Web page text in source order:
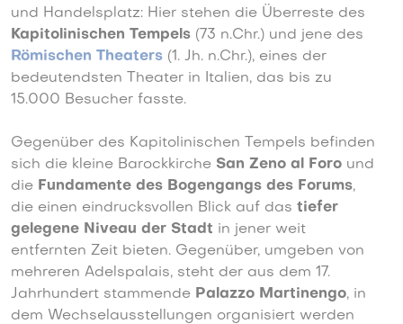
und Handelsplatz: Hier stehen die Überreste des
Kapitolinischen Tempels (73 n.Chr.) und jene des
Römischen Theaters (1. Jh. n.Chr.), eines der
bedeutendsten Theater in Italien, das bis zu
15.000 Besucher fasste.
Gegenüber des Kapitolinischen Tempels befinden
sich die kleine Barockkirche San Zeno al Foro und
die Fundamente des Bogengangs des Forums,
die einen eindrucksvollen Blick auf das tiefer
gelegene Niveau der Stadt in jener weit
entfernten Zeit bieten. Gegenüber, umgeben von
mehreren Adelspalais, steht der aus dem 17.
Jahrhundert stammende Palazzo Martinengo, in
dem Wechselausstellungen organisiert werden